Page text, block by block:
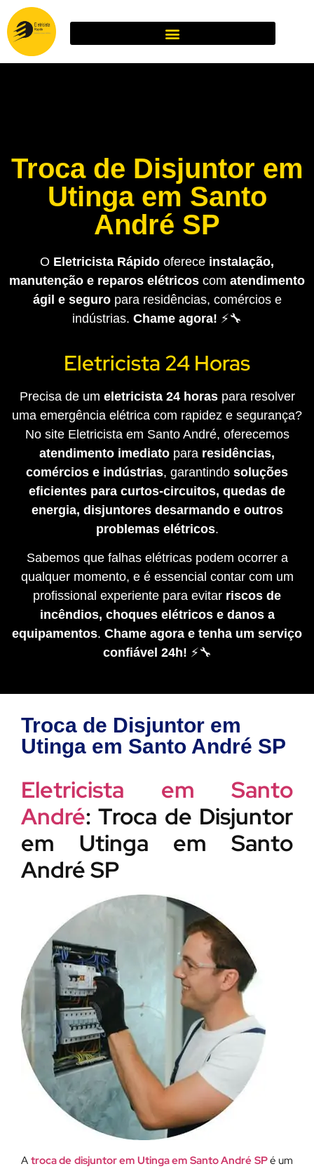
Troca de Disjuntor em
Utinga em Santo
André SP
O Eletricista Rápido oferece instalação,
manutenção e reparos elétricos com atendimento
ágil e seguropara residências, comércios e
indústrias. Chame agora! ⚡🔧
Eletricista 24 Horas
Precisa de um eletricista 24 horaspara resolver
uma emergência elétrica com rapidez e segurança?
No site Eletricista em Santo André, oferecemos
atendimento imediato para residências,
comércios e indústrias, garantindo soluções
eficientes para curtos-circuitos, quedas de
energia, disjuntores desarmando e outros
problemas elétricos.
Sabemos que falhas elétricas podem ocorrer a
qualquer momento, e é essencial contar com um
profissional experiente para evitar riscos de
incêndios, choques elétricos e danos a
equipamentos. Chame agora e tenha um serviço
confiável 24h! ⚡🔧
Troca de Disjuntor em
Utinga em Santo André SP
Eletricista em Santo
André: Troca de Disjuntor
em Utinga em Santo
André SP
A troca de disjuntor em Utinga em Santo André SPé um